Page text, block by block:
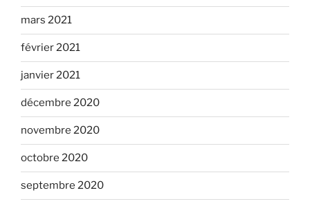
mars 2021
février 2021
janvier 2021
décembre 2020
novembre 2020
octobre 2020
septembre 2020